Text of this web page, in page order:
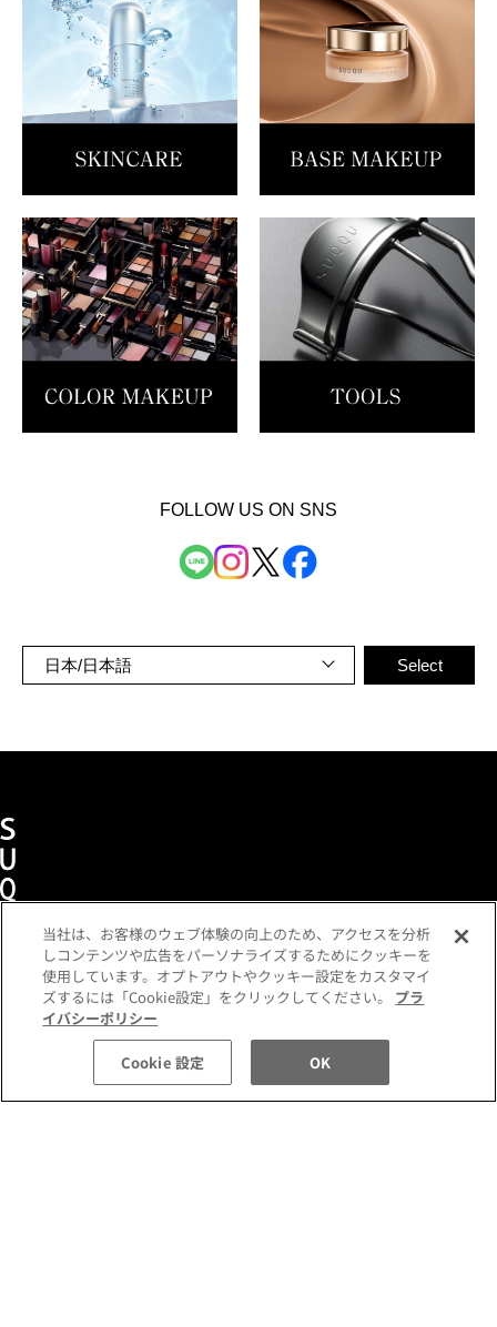
税込 8,800 円
カートに入れる
FOLLOW US ON SNS
ショッピングガイドメンバーズプログラム
よくあるご質問
お問い合わせ各種規約
当社は、お客様のウェブ体験の向上のため、アクセスを分析
しコンテンツや広告をパーソナライズするためにクッキーを
使用しています。オプトアウトやクッキー設定をカスタマイ
ズするには「Cookie設定」をクリックしてください。 プラ
イバシーポリシー
Cookie 設定 OK